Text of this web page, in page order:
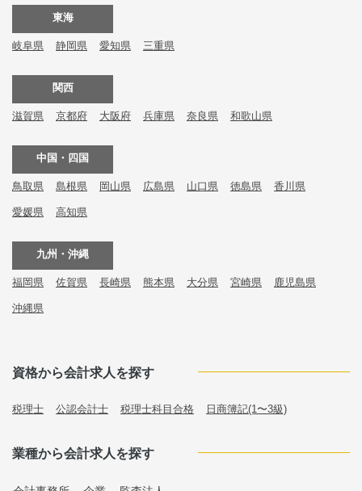
東海
岐阜県 静岡県 愛知県 三重県
関西
滋賀県 京都府 大阪府 兵庫県 奈良県 和歌山県
中国・四国
鳥取県 島根県 岡山県 広島県 山口県 徳島県 香川県
愛媛県 高知県
九州・沖縄
福岡県 佐賀県 長崎県 熊本県 大分県 宮崎県 鹿児島県
沖縄県
資格から会計求人を探す
税理士 公認会計士 税理士科目合格 日商簿記(1〜3級)
業種から会計求人を探す